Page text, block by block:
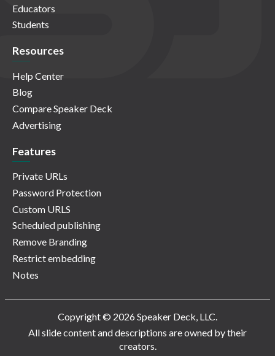
Educators
Students
Resources
Help Center
Blog
Compare Speaker Deck
Advertising
Features
Private URLs
Password Protection
Custom URLS
Scheduled publishing
Remove Branding
Restrict embedding
Notes
Copyright © 2026 Speaker Deck, LLC.
All slide content and descriptions are owned by their
creators.